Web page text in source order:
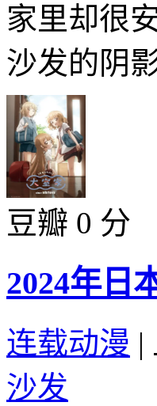
家里却很
沙发的阴
豆瓣 0 分
2024年日
连载动漫 |
沙发